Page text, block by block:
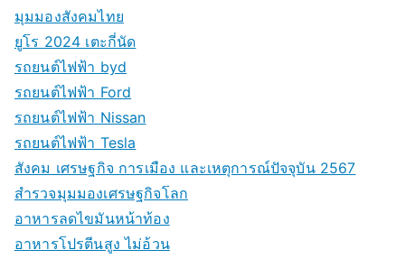
มุมมองสังคมไทย
ยูโร 2024 เตะกี่นัด
รถยนต์ไฟฟ้า byd
รถยนต์ไฟฟ้า Ford
รถยนต์ไฟฟ้า Nissan
รถยนต์ไฟฟ้า Tesla
สังคม เศรษฐกิจ การเมือง และเหตุการณ์ปัจจุบัน 2567
สำรวจมุมมองเศรษฐกิจโลก
อาหารลดไขมันหน้าท้อง
อาหารโปรตีนสูง ไม่อ้วน